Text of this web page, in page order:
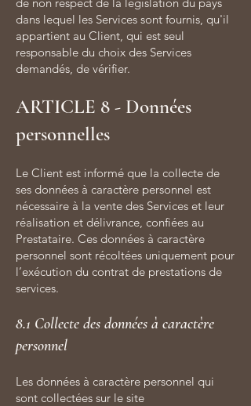
dans lequel les Services sont fournis, qu'il
appartient au Client, qui est seul
responsable du choix des Services
demandés, de vérifier.
ARTICLE 8 - Données
personnelles
Le Client est informé que la collecte de
ses données à caractère personnel est
nécessaire à la vente des Services et leur
réalisation et délivrance, confiées au
Prestataire. Ces données à caractère
personnel sont récoltées uniquement pour
l’exécution du contrat de prestations de
services.
8.1 Collecte des données à caractère
personnel
Les données à caractère personnel qui
sont collectées sur le site